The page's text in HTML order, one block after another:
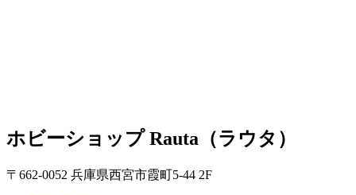
ホビーショップ Rauta（ラウタ）
〒662-0052 兵庫県西宮市霞町5-44 2F